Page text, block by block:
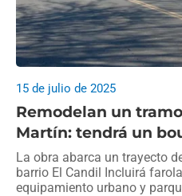
Remodelan un
Martín: tendrá un
15 de julio de 2025
La obra abarca un trayecto
barrio El Candil Incluirá
equipamiento urbano y